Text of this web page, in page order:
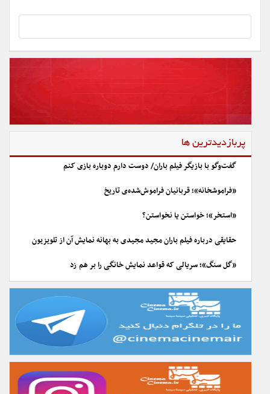
پربازدیدترین ها
گفت‌وگو با بازیگر فیلم باران/ دوست دارم دوباره بازی کنم
«فراموشخانه»؛ قربانیان فراموش‌شده‌ی تاریخ
«استخر»؛ خواستن یا نخواستن؟
حقایقی درباره فیلم باران مجید مجیدی به بهانه نمایش آن از تلویزیون
«گل سنگ»؛ سریالی که قواعد نمایش خانگی را بر هم زد